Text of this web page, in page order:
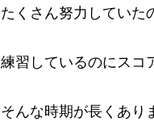
たくさん努力していた
練習しているのにスコ
そんな時期が長くあり